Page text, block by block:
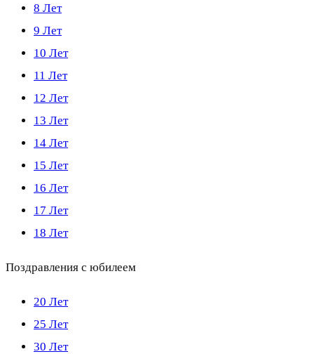
8 Лет
9 Лет
10 Лет
11 Лет
12 Лет
13 Лет
14 Лет
15 Лет
16 Лет
17 Лет
18 Лет
Поздравления с юбилеем
20 Лет
25 Лет
30 Лет